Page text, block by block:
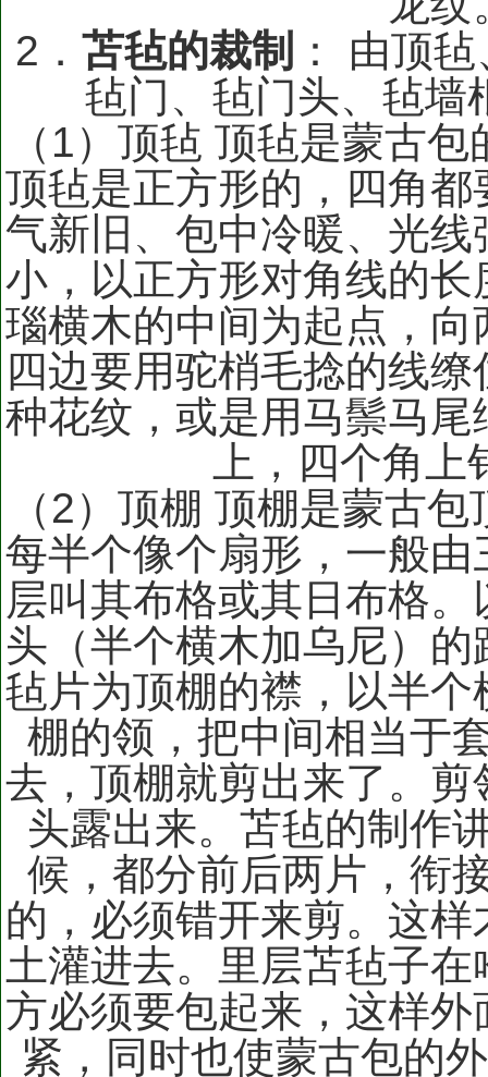
2． 苫毡的裁制
： 由顶
毡门、毡门头、毡
（1）顶毡 顶毡是蒙古
顶毡是正方形的，四角
气新旧、包中冷暖、光
小，以正方形对角线的
瑙横木的中间为起点，
四边要用驼梢毛捻的线
种花纹，或是用马鬃马
上，四个角
（2）顶棚 顶棚是蒙古
每半个像个扇形，一般
层叫其布格或其日布格
头（半个横木加乌尼）
毡片为顶棚的襟，以半
棚的领，把中间相当于
去，顶棚就剪出来了。
头露出来。苫毡的制作
候，都分前后两片，衔
的，必须错开来剪。这
土灌进去。里层苫毡子
方必须要包起来，这样
紧，同时也使蒙古包的